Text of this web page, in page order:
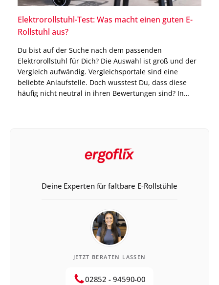
Elektrorollstuhl-Test: Was macht einen guten E-
Rollstuhl aus?
Du bist auf der Suche nach dem passenden
Elektrorollstuhl für Dich? Die Auswahl ist groß und der
Vergleich aufwändig. Vergleichsportale sind eine
beliebte Anlaufstelle. Doch wusstest Du, dass diese
häufig nicht neutral in ihren Bewertungen sind? In
Deine Experten für faltbare E-Rollstühle
JETZT BERATEN LASSEN
02852 - 94590-00